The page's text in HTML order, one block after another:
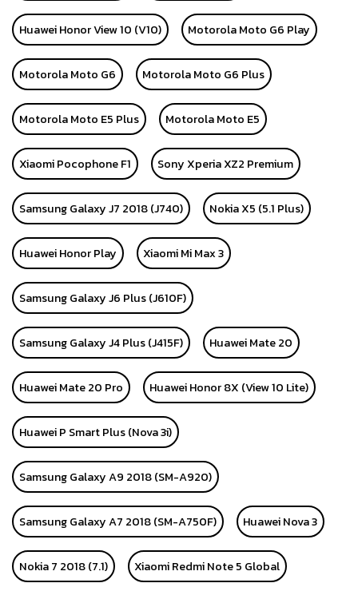
Huawei Honor View 10 (V10) Motorola Moto G6 Play
Motorola Moto G6 Motorola Moto G6 Plus
Motorola Moto E5 Plus Motorola Moto E5
Xiaomi Pocophone F1 Sony Xperia XZ2 Premium
Samsung Galaxy J7 2018 (J740) Nokia X5 (5.1 Plus)
Huawei Honor Play Xiaomi Mi Max 3
Samsung Galaxy J6 Plus (J610F)
Samsung Galaxy J4 Plus (J415F) Huawei Mate 20
Huawei Mate 20 Pro Huawei Honor 8X (View 10 Lite)
Huawei P Smart Plus (Nova 3i)
Samsung Galaxy A9 2018 (SM-A920)
Samsung Galaxy A7 2018 (SM-A750F) Huawei Nova 3
Nokia 7 2018 (7.1) Xiaomi Redmi Note 5 Global